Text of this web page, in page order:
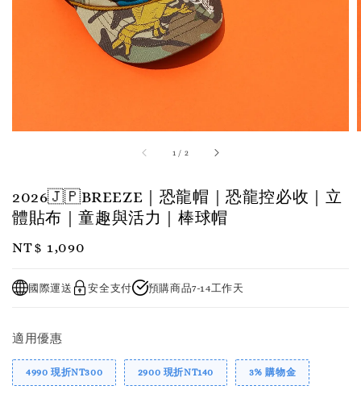
1 / 2
2026🇯🇵BREEZE｜恐龍帽｜恐龍控必收｜立
體貼布｜童趣與活力｜棒球帽
Regular
NT$ 1,090
國際運送 安全支付 預購商品7-14工作天
適用優惠
4990 現折NT300 2900 現折NT140 3% 購物金